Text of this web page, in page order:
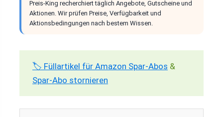
Preis-King recherchiert täglich Angebote, Gutscheine und
Aktionen. Wir prüfen Preise, Verfügbarkeit und
Aktionsbedingungen nach bestem Wissen.
🏷️ Füllartikel für Amazon Spar-Abos &
Spar-Abo stornieren